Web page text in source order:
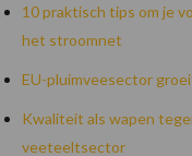
10 praktisch tips om je
het stroomnet
EU-pluimveesector
Kwaliteit als wapen
veeteeltsector